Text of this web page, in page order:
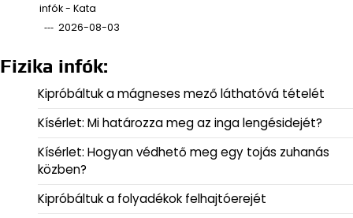
infók - Kata
2026-08-03
Fizika infók:
Kipróbáltuk a mágneses mező láthatóvá tételét
Kísérlet: Mi határozza meg az inga lengésidejét?
Kísérlet: Hogyan védhető meg egy tojás zuhanás
közben?
Kipróbáltuk a folyadékok felhajtóerejét